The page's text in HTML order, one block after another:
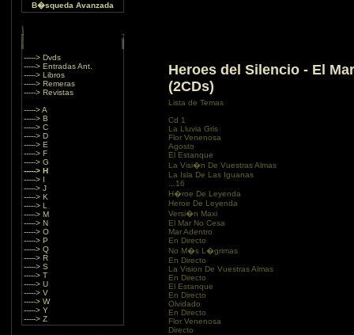
B�squeda Avanzada
-----> Dvds
-----> Entradas Ant.
-----> Libros
-----> Remeras
-----> Revistas
-----> A
-----> B
-----> C
-----> D
-----> E
-----> F
-----> G
-----> H
-----> I
-----> J
-----> K
-----> L
-----> M
-----> N
-----> O
-----> P
-----> Q
-----> R
-----> S
-----> T
-----> U
-----> V
-----> W
-----> Y
-----> Z
Heroes del Silencio - El
(2CDs)
Lista de Temas
Cd 1
La Lluvia Gris
Flor Venenosa
Agosto
El Estanque
La Visi�n De Vuestras Almas
La Isla De Las Iguanas
...16
H�roe De Leyenda
Heroe De Leyenda
Versi�n Maxi
El Mar No Cesa
Mar Adentro
En Directo
No M�s L�grimas
En Directo
La Vision De Vuestras Almas
En Directo
El Estanque
En Directo
Olvidado
En Directo
Flor Venenosa
Directo